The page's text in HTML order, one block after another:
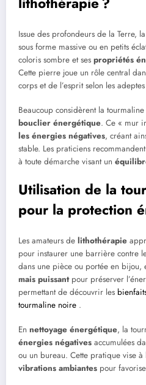
Issue des profondeurs de la Terre, la
sous forme massive ou en petits
coloris sombre et ses propriétés
Cette pierre joue un rôle central
corps et de l’esprit selon les
Beaucoup considèrent la
bouclier énergétique. Ce « mur
les énergies négatives, créant
stable. Les praticiens
à toute démarche visant un
Utilisation de la
pour la protection
Les amateurs de lithothérapie
pour instaurer une barrière contre
dans une pièce ou portée en bijou,
mais puissantpour préserver
permettant de découvrir les
tourmaline noire .
En nettoyage énergétique, la
énergies négatives accumulées
ou un bureau. Cette pratique vise
vibrations ambiantes pour